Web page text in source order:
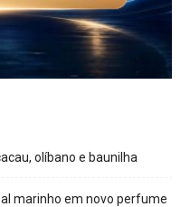
olíbano e baunilha
marinho em novo perfume